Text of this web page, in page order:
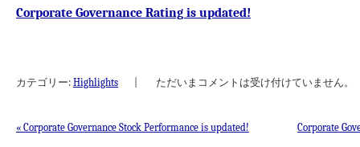
へ
Corporate Governance Rating is updated!
カテゴリー: Highlights ただいまコメントは受け付けていません。
« Corporate Governance Stock Performance is updated! Corporate